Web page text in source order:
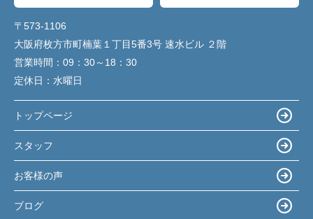
〒573-1106
大阪府枚方市町楠葉１丁目5番3号 速水ビル ２階
営業時間： 09：30～18：30
定休日： 水曜日
トップページ
スタッフ
お客様の声
ブログ